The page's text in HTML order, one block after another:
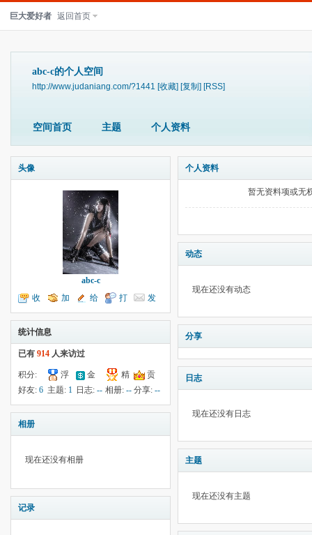
巨大爱好者 返回首页
abc-c的个人空间
http://www.judaniang.com/?1441 [收藏] [复制] [RSS]
空间首页 主题 个人资料
头像
abc-c
收
听TA
加
为好友
给
我留言
打
个招呼
发
送消息
统计信息
已有 914 人来访过
积分:
-48
浮
云:
金
钱:10
精
华:--
贡
献:--
好友: 6 主题: 1 日志:-- 相册: -- 分享:--
相册
现在还没有相册
记录
个人资料
暂无资料项或无
动态
现在还没有动态
分享
日志
现在还没有日志
主题
现在还没有主题